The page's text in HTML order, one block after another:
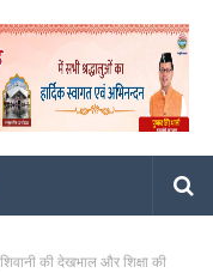
की देखभाल और शिक्षा की